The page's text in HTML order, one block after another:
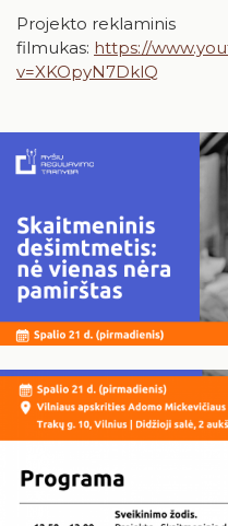
Projekto reklaminis
filmukas: https://
v=XKOpyN7DklQ